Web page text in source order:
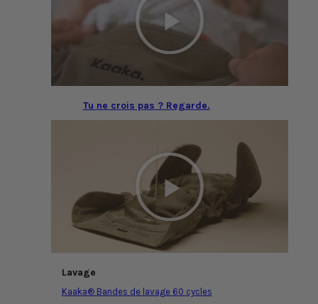
Tu ne crois pas ? Regarde.
Lavage
Kaaka® Bandes de lavage 60 cycles